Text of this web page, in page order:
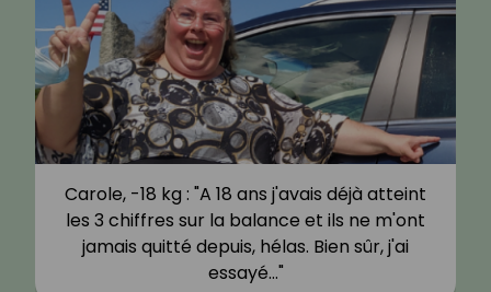
Carole, -18 kg : "A 18 ans j'avais déjà atteint
les 3 chiffres sur la balance et ils ne m'ont
jamais quitté depuis, hélas. Bien sûr, j'ai
essayé…"